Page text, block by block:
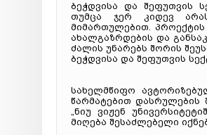
ბეჭდვისა და შეფუთვის
თუმცა ჯერ კიდევ
მიმართულებით.
ახალგაზრდების და
ძალის უნარებს შორის
ბეჭდვისა და შეფუთვის
სახელმწიფო
წარმატებით დასრულების
„ნიუ ვიჟენ
მიღება შესაძლებელი